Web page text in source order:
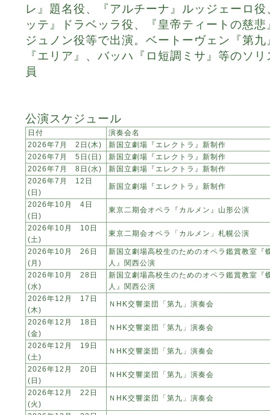
レ』題名役、『アルチーナ』ルッジェーロ
ッテ』ドラベッラ役、『皇帝ティートの慈
ジュノン役等で出演。ベートーヴェン『第
『エリア』、バッハ『ロ短調ミサ』等のソ
員
公演スケジュール
日付
演奏会名
2026年7月 2日(木)
新国立劇場『エレクトラ』新制作
2026年7月 5日(日)
新国立劇場『エレクトラ』新制作
2026年7月 8日(水)
新国立劇場『エレクトラ』新制作
2026年7月 12日
(日)
新国立劇場『エレクトラ』新制作
2026年10月 4日
(日)
東京二期会オペラ『カルメン』山形公演
2026年10月 10日
(土)
東京二期会オペラ「カルメン」札幌公演
2026年10月 26日
(月)
新国立劇場高校生のためのオペラ鑑賞教室『
人』関西公演
2026年10月 28日
(水)
新国立劇場高校生のためのオペラ鑑賞教室『
人』関西公演
2026年12月 17日
(木)
ＮHK交響楽団「第九」演奏会
2026年12月 18日
(金)
ＮHK交響楽団「第九」演奏会
2026年12月 19日
(土)
ＮHK交響楽団「第九」演奏会
2026年12月 20日
(日)
ＮHK交響楽団「第九」演奏会
2026年12月 22日
(火)
ＮHK交響楽団「第九」演奏会